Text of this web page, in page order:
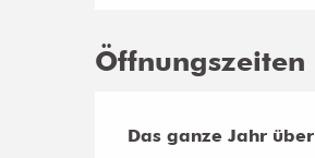
Öffnungszeiten
Das ganze Jahr über
Das ganze Jahr über